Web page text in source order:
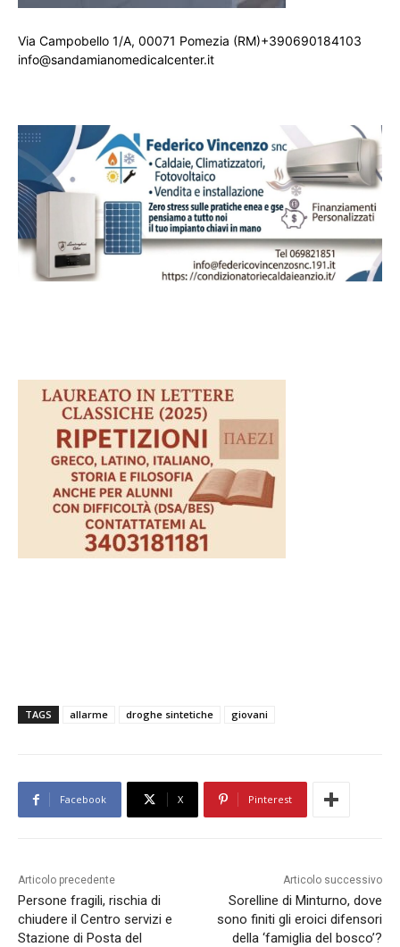
Via Campobello 1/A, 00071 Pomezia (RM)+390690184103
info@sandamianomedicalcenter.it
TAGS allarme droghe sintetiche giovani
Facebook X Pinterest
Articolo precedente
Persone fragili, rischia di
chiudere il Centro servizi e
Stazione di Posta del
Articolo successivo
Sorelline di Minturno, dove
sono finiti gli eroici difensori
della ‘famiglia del bosco’?